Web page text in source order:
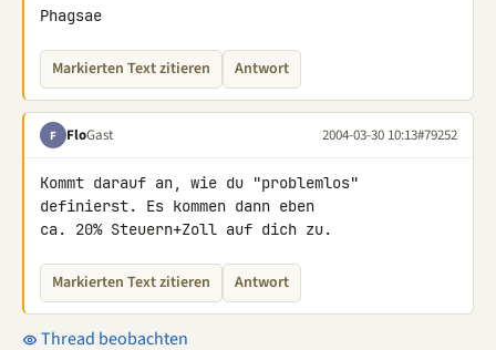
Phagsae
Markierten Text zitieren Antwort
F FloGast 2004-03-30 10:13#79252
Kommt darauf an, wie du "problemlos"
definierst. Es kommen dann eben
ca. 20% Steuern+Zoll auf dich zu.
Markierten Text zitieren Antwort
Thread beobachten